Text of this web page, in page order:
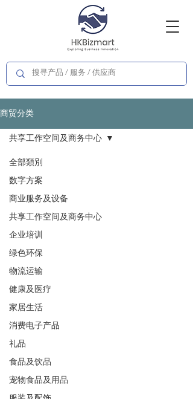
商贸分类
全部類別
数字方案
商业服务及设备
共享工作空间及商务中心
企业培训
绿色环保
物流运输
健康及医疗
家居生活
消费电子产品
礼品
食品及饮品
宠物食品及用品
共享工作空间及商务中心